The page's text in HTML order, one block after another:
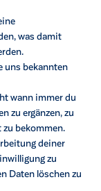
was damit
uns bekannten
wann immer du
zu ergänzen, zu
bekommen.
deiner
zu
Daten löschen zu